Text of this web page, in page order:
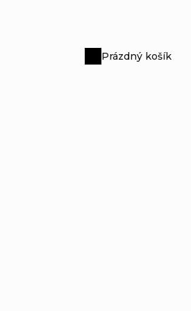
Nákupní
Prázdný košík